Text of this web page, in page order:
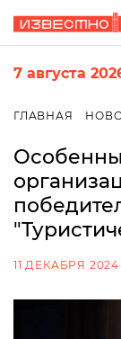
7 августа
ГЛАВНАЯ
11 ДЕКАБРЯ 2024